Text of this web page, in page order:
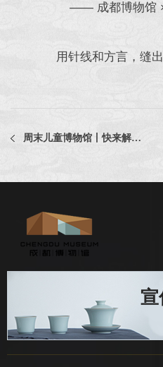
—— 成都博物馆
用针线和方言，缝
周末儿童博物馆丨快来解锁“六一”儿童节精彩活动和六月活动日历吧！
宣